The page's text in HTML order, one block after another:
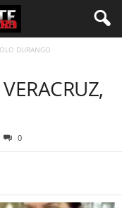
DURANGO
0